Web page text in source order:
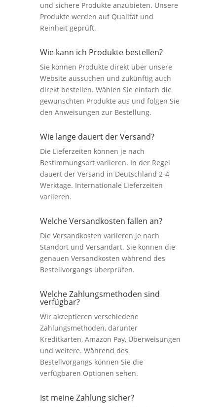
und sichere Produkte anzubieten. Unsere
Produkte werden auf Qualität und
Reinheit geprüft.
Wie kann ich Produkte bestellen?
Sie können Produkte direkt über unsere
Website aussuchen und zukünftig auch
direkt bestellen. Wählen Sie einfach die
gewünschten Produkte aus und folgen Sie
den Anweisungen zur Bestellung.
Wie lange dauert der Versand?
Die Lieferzeiten können je nach
Bestimmungsort variieren. In der Regel
dauert der Versand in Deutschland 2-4
Werktage. Internationale Lieferzeiten
variieren.
Welche Versandkosten fallen an?
Die Versandkosten variieren je nach
Standort und Versandart. Sie können die
genauen Versandkosten während des
Bestellvorgangs überprüfen.
Welche Zahlungsmethoden sind
verfügbar?
Wir akzeptieren verschiedene
Zahlungsmethoden, darunter
Kreditkarten, Amazon Pay, Überweisungen
und weitere. Während des
Bestellvorgangs können Sie die
verfügbaren Optionen sehen.
Ist meine Zahlung sicher?